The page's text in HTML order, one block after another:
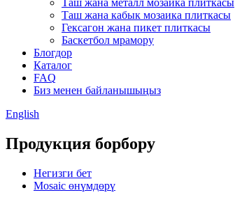
Таш жана металл мозаика плиткасы
Таш жана кабык мозаика плиткасы
Гексагон жана пикет плиткасы
Баскетбол мрамору
Блогдор
Каталог
FAQ
Биз менен байланышыңыз
English
Продукция борбору
Негизги бет
Mosaic өнүмдөрү